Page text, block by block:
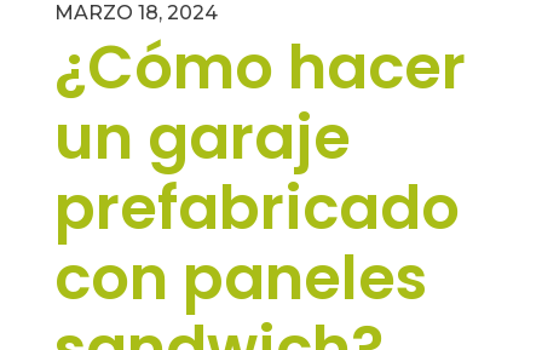
MARZO 18, 2024
¿Cómo hacer
un garaje
prefabricado
con paneles